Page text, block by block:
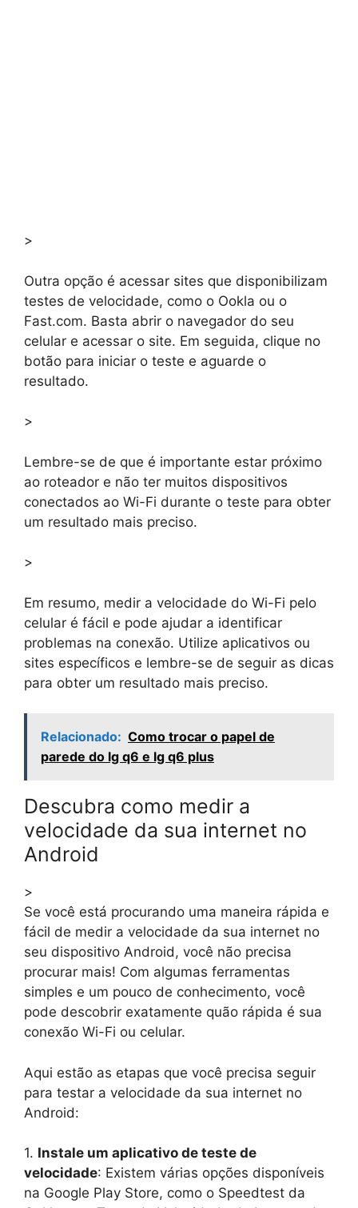
>
Outra opção é acessar sites que disponibilizam
testes de velocidade, como o Ookla ou o
Fast.com. Basta abrir o navegador do seu
celular e acessar o site. Em seguida, clique no
botão para iniciar o teste e aguarde o
resultado.
>
Lembre-se de que é importante estar próximo
ao roteador e não ter muitos dispositivos
conectados ao Wi-Fi durante o teste para obter
um resultado mais preciso.
>
Em resumo, medir a velocidade do Wi-Fi pelo
celular é fácil e pode ajudar a identificar
problemas na conexão. Utilize aplicativos ou
sites específicos e lembre-se de seguir as dicas
para obter um resultado mais preciso.
Relacionado: Como trocar o papel de
parede do lg q6 e lg q6 plus
Descubra como medir a
velocidade da sua internet no
Android
>
Se você está procurando uma maneira rápida e
fácil de medir a velocidade da sua internet no
seu dispositivo Android, você não precisa
procurar mais! Com algumas ferramentas
simples e um pouco de conhecimento, você
pode descobrir exatamente quão rápida é sua
conexão Wi-Fi ou celular.
Aqui estão as etapas que você precisa seguir
para testar a velocidade da sua internet no
Android:
1. Instale um aplicativo de teste de
velocidade: Existem várias opções disponíveis
na Google Play Store, como o Speedtest da